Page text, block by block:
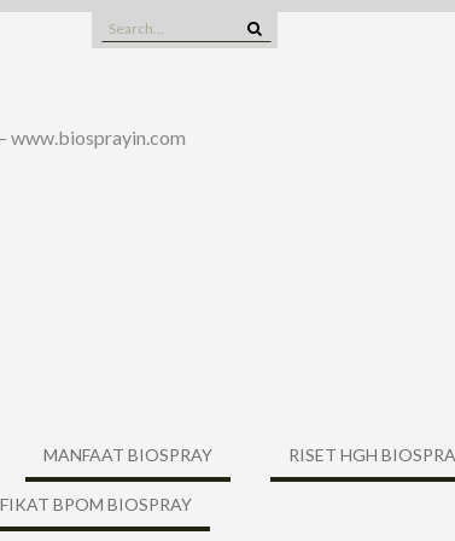
Search
for:
www.biosprayin.com
MANFAAT BIOSPRAY RISET HGH
BPOM BIOSPRAY